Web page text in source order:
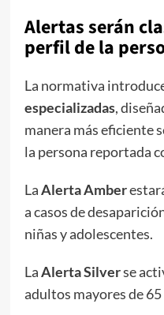
Alertas serán
perfil de la
La normativa
especializadas,
manera más eficiente
la persona reportada
LaAlerta Amber
a casos de
niñas y adolescentes.
LaAlerta Silverse
adultos mayores de 65